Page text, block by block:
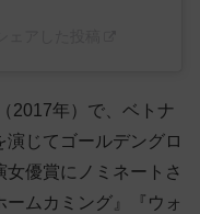
2017年）で、ベトナ
じてゴールデングロ
優賞にノミネートさ
ムカミング』『ウォ